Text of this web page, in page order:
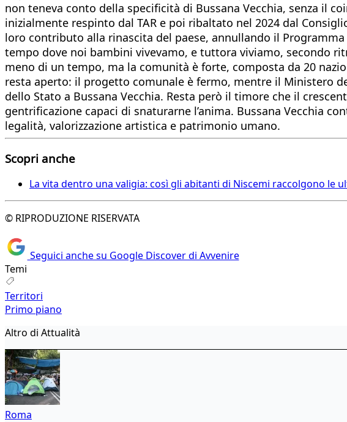
non teneva conto della specificità di Bussana Vecchia, senza il
inizialmente respinto dal TAR e poi ribaltato nel 2024 dal
loro contributo alla rinascita del paese, annullando il
tempo dove noi bambini vivevamo, e tuttora viviamo, secondo
meno di un tempo, ma la comunità è forte, composta da 20
resta aperto: il progetto comunale è fermo, mentre il Ministero
dello Stato a Bussana Vecchia. Resta però il timore che il
gentrificazione capaci di snaturarne l’anima. Bussana Vecchia
legalità, valorizzazione artistica e patrimonio umano.
Scopri anche
La vita dentro una valigia: così gli abitanti di Niscemi raccolgono le
© RIPRODUZIONE RISERVATA
Seguici anche su Google Discover di Avvenire
Temi
Territori
Primo piano
Altro di Attualità
Roma